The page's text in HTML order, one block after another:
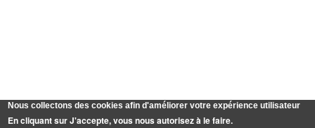
Nous collectons des cookies afin d'améliorer votre expérience utilisateur
En cliquant sur J'accepte, vous nous autorisez à le faire.